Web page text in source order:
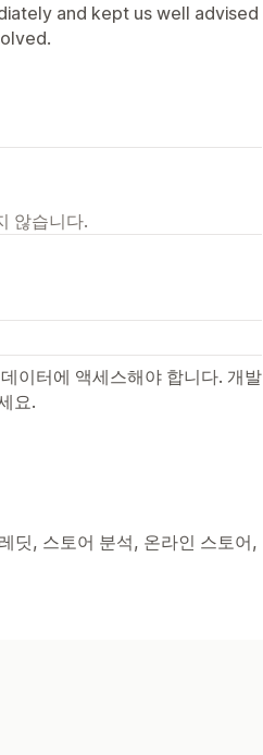
and kept us well advised
않습니다.
이터에 액세스해야 합니다. 개발
요.
딧, 스토어 분석, 온라인 스토어,